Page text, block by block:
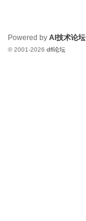
Powered byAI技术论坛
© 2001-2026dfl论坛